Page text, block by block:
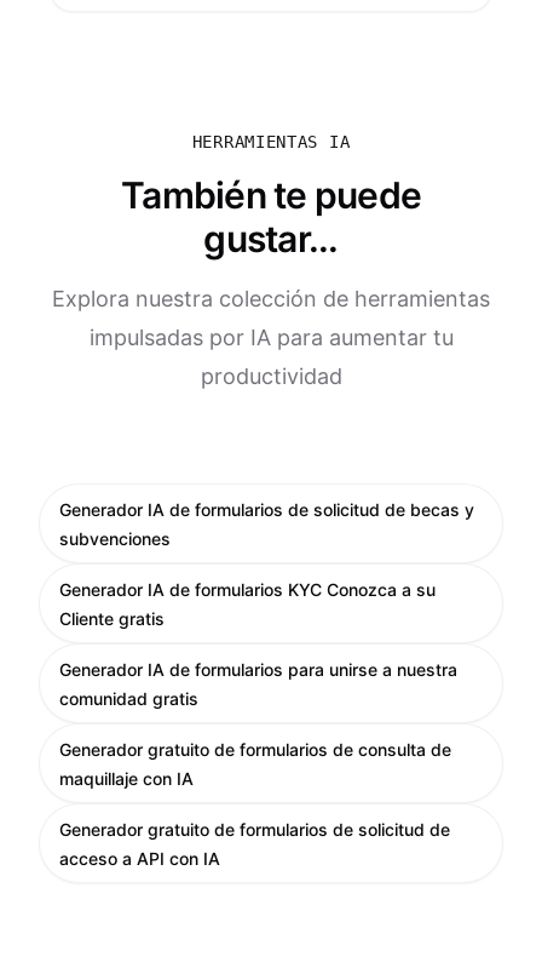
HERRAMIENTAS IA
También te puede
gustar...
Explora nuestra colección de herramientas
impulsadas por IA para aumentar tu
productividad
Generador IA de formularios de solicitud de becas y
subvenciones
Generador IA de formularios KYC Conozca a su
Cliente gratis
Generador IA de formularios para unirse a nuestra
comunidad gratis
Generador gratuito de formularios de consulta de
maquillaje con IA
Generador gratuito de formularios de solicitud de
acceso a API con IA